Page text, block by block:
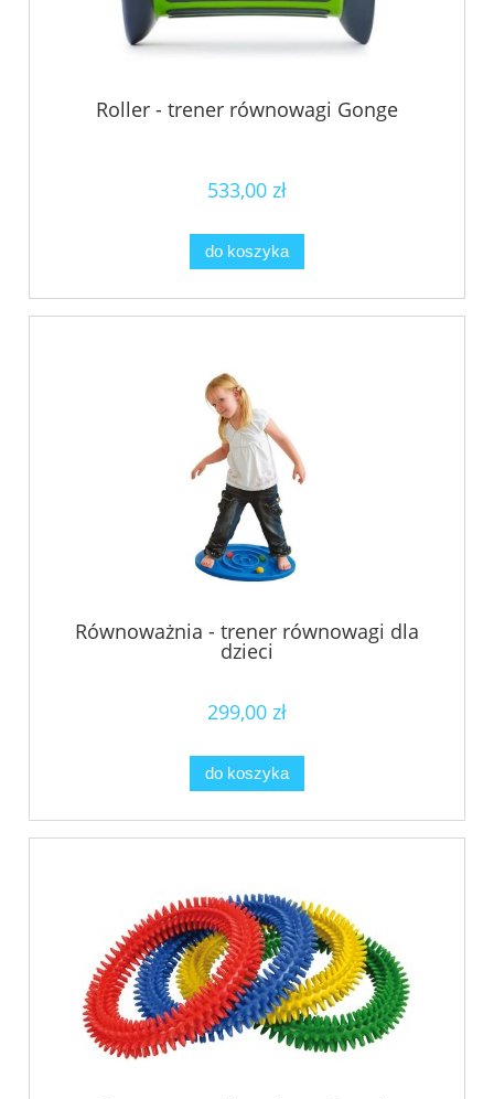
Roller - trener równowagi Gonge
533,00 zł
do koszyka
Równoważnia - trener równowagi dla
dzieci
299,00 zł
do koszyka